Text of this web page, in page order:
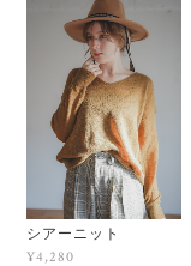
シアーニット
¥4,280